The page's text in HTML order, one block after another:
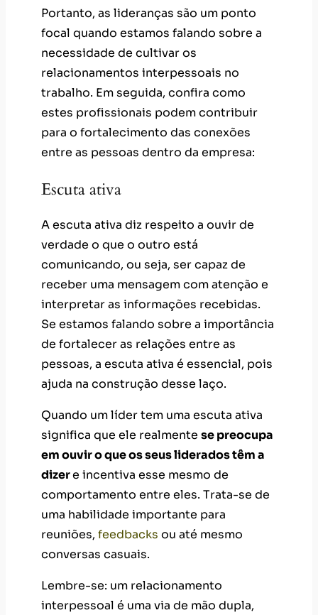
Portanto, as lideranças são um ponto
focal quando estamos falando sobre a
necessidade de cultivar os
relacionamentos interpessoais no
trabalho. Em seguida, confira como
estes profissionais podem contribuir
para o fortalecimento das conexões
entre as pessoas dentro da empresa:
Escuta ativa
A escuta ativa diz respeito a ouvir de
verdade o que o outro está
comunicando, ou seja, ser capaz de
receber uma mensagem com atenção e
interpretar as informações recebidas.
Se estamos falando sobre a importância
de fortalecer as relações entre as
pessoas, a escuta ativa é essencial, pois
ajuda na construção desse laço.
Quando um líder tem uma escuta ativa
significa que ele realmente se preocupa
em ouvir o que os seus liderados têm a
dizere incentiva esse mesmo de
comportamento entre eles. Trata-se de
uma habilidade importante para
reuniões, feedbacks ou até mesmo
conversas casuais.
Lembre-se: um relacionamento
interpessoal é uma via de mão dupla,